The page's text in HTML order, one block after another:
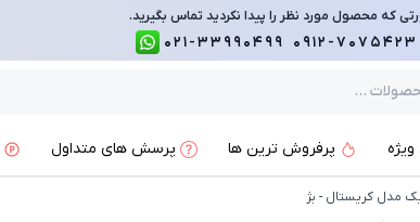
که محصول مورد نظر را پیدا نکردید تماس بگیرید.
0912-7075423
021-33990499
پرفروش ترین ها پرسش های متداول
مدل کریستال - بژ